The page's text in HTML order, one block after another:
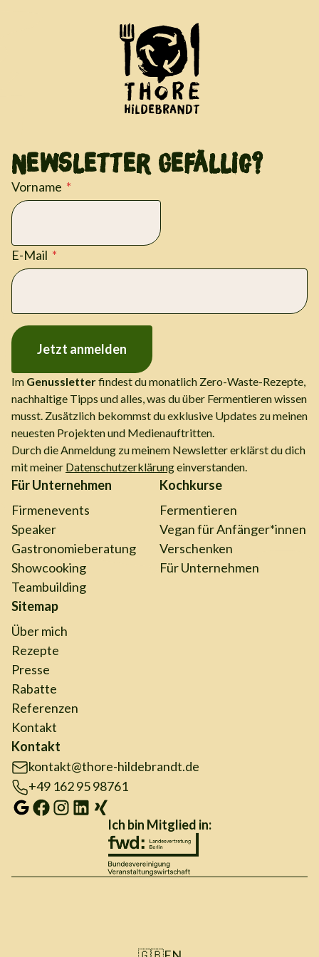
Newsletter Gefällig?
Vorname
E-Mail
Jetzt anmelden
Im Genussletterfindest du monatlich Zero-Waste-Rezepte,
nachhaltige Tipps und alles, was du über Fermentieren wissen
musst. Zusätzlich bekommst du exklusive Updates zu meinen
neuesten Projekten und Medienauftritten.
Durch die Anmeldung zu meinem Newsletter erklärst du dich
mit meiner Datenschutzerklärungeinverstanden.
Für Unternehmen
Firmenevents
Speaker
Gastronomieberatung
Showcooking
Teambuilding
Kochkurse
Fermentieren
Vegan für Anfänger*innen
Verschenken
Für Unternehmen
Sitemap
Über mich
Rezepte
Presse
Rabatte
Referenzen
Kontakt
Kontakt
kontakt@thore-hildebrandt.de
+49 162 95 98761
Ich bin Mitglied in: